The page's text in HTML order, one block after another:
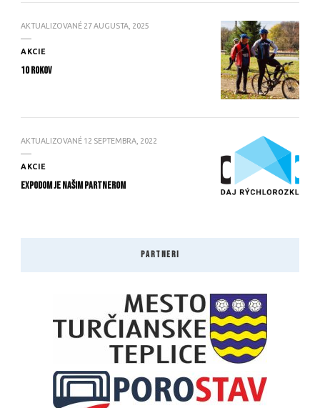
AKTUALIZOVANÉ 27 AUGUSTA, 2025
AKCIE
10 rokov
AKTUALIZOVANÉ 12 SEPTEMBRA, 2022
AKCIE
Expodom je našim partnerom
PARTNERI